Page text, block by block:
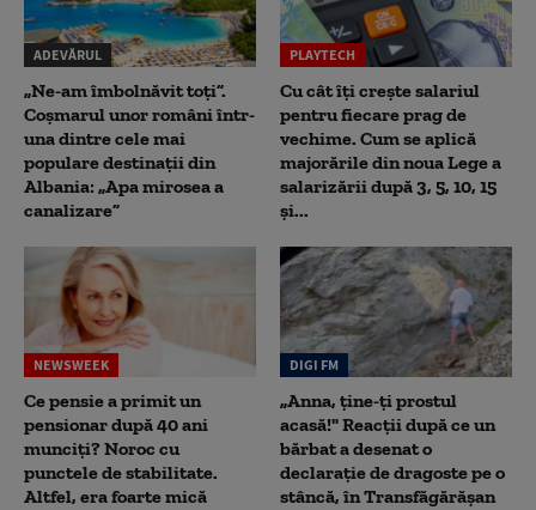
ADEVĂRUL
„Ne-am îmbolnăvit toți”.
Coșmarul unor români într-
una dintre cele mai
populare destinații din
Albania: „Apa mirosea a
canalizare”
PLAYTECH
Cu cât îți crește salariul
pentru fiecare prag de
vechime. Cum se aplică
majorările din noua Lege a
salarizării după 3, 5, 10, 15
și...
NEWSWEEK
Ce pensie a primit un
pensionar după 40 ani
munciți? Noroc cu
punctele de stabilitate.
Altfel, era foarte mică
DIGI FM
„Anna, ţine-ţi prostul
acasă!" Reacţii după ce un
bărbat a desenat o
declaraţie de dragoste pe o
stâncă, în Transfăgărăşan